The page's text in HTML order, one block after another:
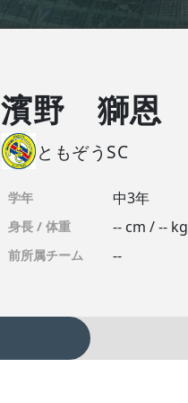
濱野 獅恩
ともぞうSC
学年 中3年
身長 / 体重 -- cm / -- kg
前所属チーム --